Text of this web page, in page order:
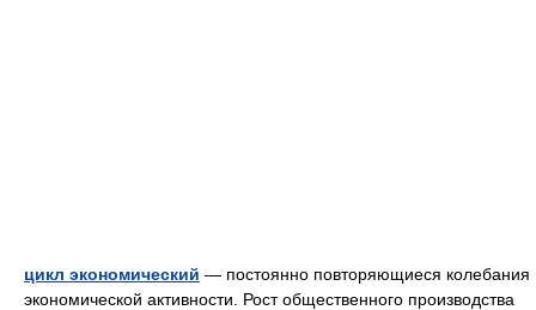
цикл экономический — постоянно повторяющиеся колебания
экономической активности. Рост общественного производства